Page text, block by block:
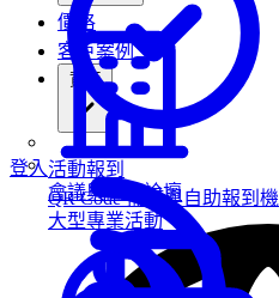
活動報到
QR Code 掃描與自助報到機
會議與高峰論壇
大型專業活動
價格
客戶案例
資源
登入